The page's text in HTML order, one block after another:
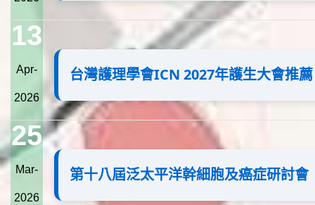
13
Apr-
2026
台灣護理學會ICN 2027年護生大會推薦
25
Mar-
2026
第十八屆泛太平洋幹細胞及癌症研討會